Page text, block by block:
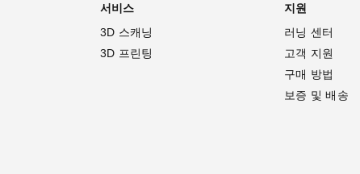
서비스
3D 스캐닝
3D 프린팅
지원
러닝 센터
고객 지원
구매 방법
보증 및 배송